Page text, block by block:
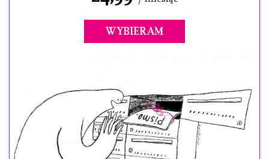
WYBIERAM